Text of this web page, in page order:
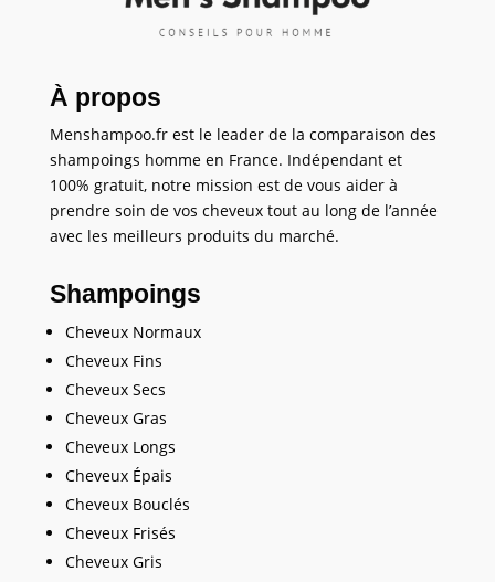
À propos
Menshampoo.fr est le leader de la comparaison des
shampoings homme en France. Indépendant et
100% gratuit, notre mission est de vous aider à
prendre soin de vos cheveux tout au long de l’année
avec les meilleurs produits du marché.
Shampoings
Cheveux Normaux
Cheveux Fins
Cheveux Secs
Cheveux Gras
Cheveux Longs
Cheveux Épais
Cheveux Bouclés
Cheveux Frisés
Cheveux Gris